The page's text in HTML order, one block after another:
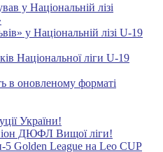
у Національній лізі
у Національній лізі U-19
Національної ліги U-19
в оновленому форматі
України!
ДЮФЛ Вищої ліги!
Golden League на Leo CUP